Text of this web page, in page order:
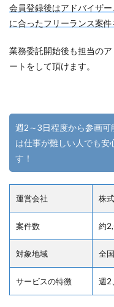
会員登録後はアドバイザ
に合ったフリーランス案
業務委託開始後も担当の
ートをして頂けます。
週2～3日程度から参画
は仕事が難しい人でも安
す！
運営会社 株
案件数 約
対象地域 全国
サービスの特徴 週2